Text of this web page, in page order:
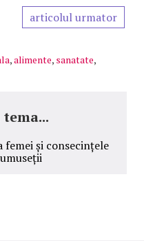
articolul urmator
,alimente, sanatate,
tema...
și consecințele